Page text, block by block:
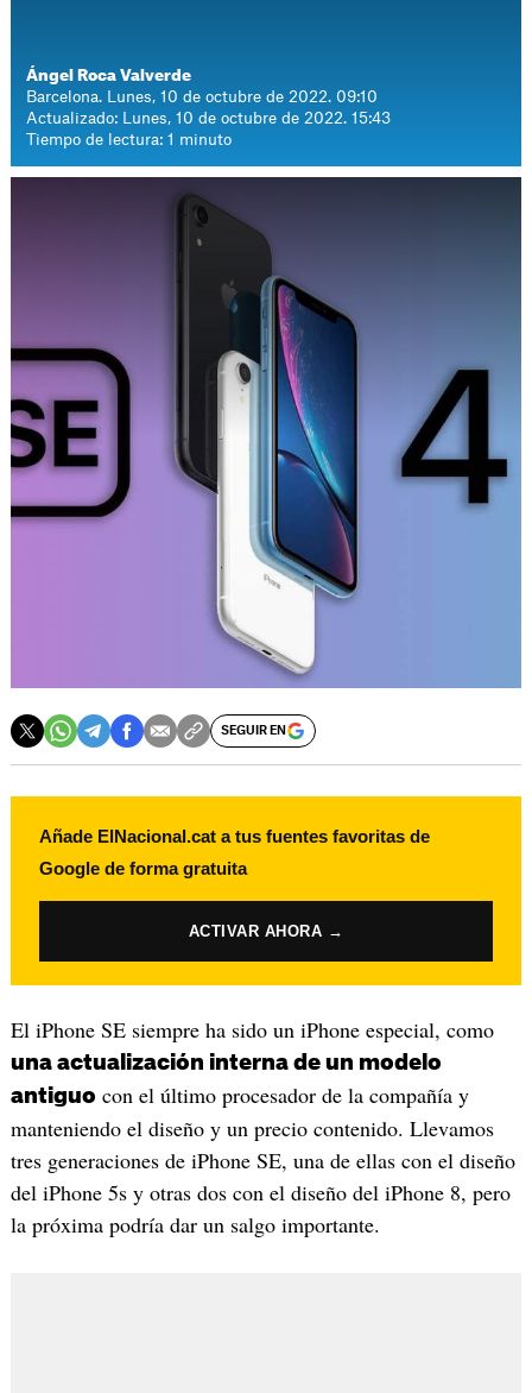
Ángel Roca Valverde
Barcelona. Lunes, 10 de octubre de 2022. 09:10
Actualizado: Lunes, 10 de octubre de 2022. 15:43
Tiempo de lectura: 1 minuto
SEGUIR EN
Añade ElNacional.cat a tus fuentes favoritas de
Google de forma gratuita
ACTIVAR AHORA →
El iPhone SE siempre ha sido un iPhone especial, como
una actualización interna de un modelo
antiguo con el último procesador de la compañía y
manteniendo el diseño y un precio contenido. Llevamos
tres generaciones de iPhone SE, una de ellas con el diseño
del iPhone 5s y otras dos con el diseño del iPhone 8, pero
la próxima podría dar un salgo importante.